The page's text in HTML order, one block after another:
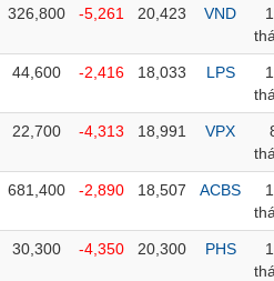
326,800 -5,261 20,423 VND
44,600 -2,416 18,033 LPS
22,700 -4,313 18,991 VPX
681,400 -2,890 18,507 ACBS
30,300 -4,350 20,300 PHS